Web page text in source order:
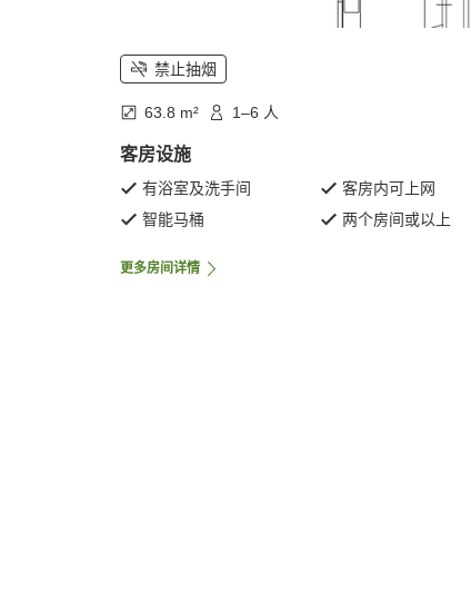
禁止抽烟
63.8 m² 1–6 人
客房设施
有浴室及洗手间
客房内可上网
智能马桶
两个房间或以上
更多房间详情